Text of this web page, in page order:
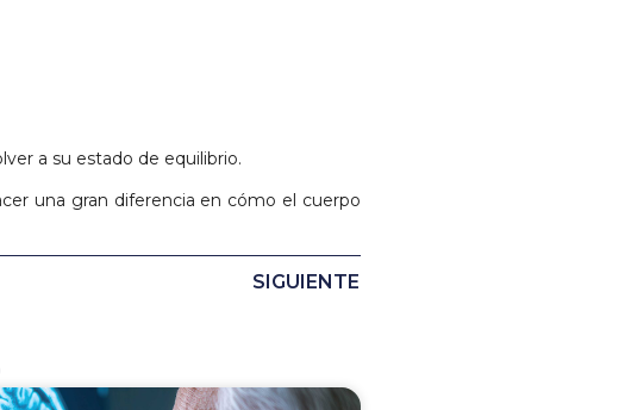
a su estado de equilibrio.
una gran diferencia en cómo el cuerpo
SIGUIENTE